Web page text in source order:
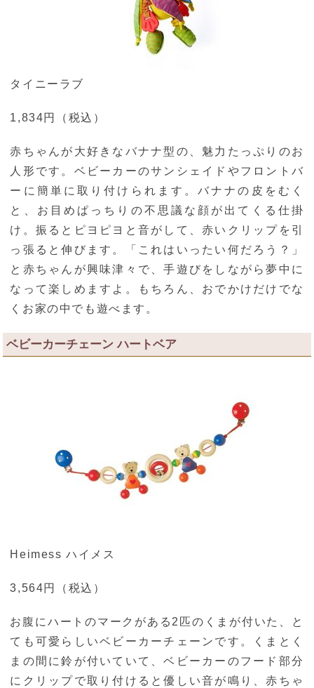
タイニーラブ
1,834円（税込）
赤ちゃんが大好きなバナナ型の、魅力たっぷりのお
人形です。ベビーカーのサンシェイドやフロントバ
ーに簡単に取り付けられます。バナナの皮をむく
と、お目めぱっちりの不思議な顔が出てくる仕掛
け。振るとピヨピヨと音がして、赤いクリップを引
っ張ると伸びます。「これはいったい何だろう？」
と赤ちゃんが興味津々で、手遊びをしながら夢中に
なって楽しめますよ。もちろん、おでかけだけでな
くお家の中でも遊べます。
ベビーカーチェーン ハートベア
Heimess ハイメス
3,564円（税込）
お腹にハートのマークがある2匹のくまが付いた、と
ても可愛らしいベビーカーチェーンです。くまとく
まの間に鈴が付いていて、ベビーカーのフード部分
にクリップで取り付けると優しい音が鳴り、赤ちゃ